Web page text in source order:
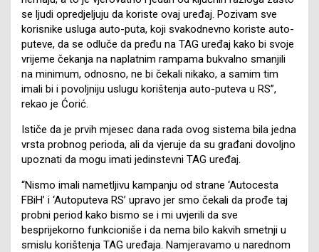
se ljudi opredjeljuju da koriste ovaj uređaj. Pozivam sve
korisnike usluga auto-puta, koji svakodnevno koriste auto-
puteve, da se odluče da pređu na TAG uređaj kako bi svoje
vrijeme čekanja na naplatnim rampama bukvalno smanjili
na minimum, odnosno, ne bi čekali nikako, a samim tim
imali bi i povoljniju uslugu korištenja auto-puteva u RS”,
rekao je Ćorić.
Ističe da je prvih mjesec dana rada ovog sistema bila jedna
vrsta probnog perioda, ali da vjeruje da su građani dovoljno
upoznati da mogu imati jedinstevni TAG uređaj.
“Nismo imali nametljivu kampanju od strane ‘Autocesta
FBiH’ i ‘Autoputeva RS’ upravo jer smo čekali da prođe taj
probni period kako bismo se i mi uvjerili da sve
besprijekorno funkcioniše i da nema bilo kakvih smetnji u
smislu korištenja TAG uređaja. Namjeravamo u narednom